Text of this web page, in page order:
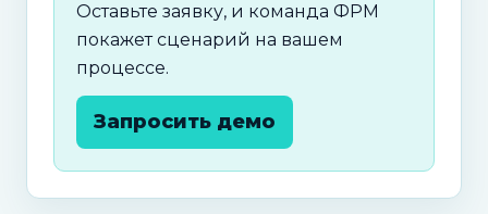
Оставьте заявку, и команда ФРМ
покажет сценарий на вашем
процессе.
Запросить демо